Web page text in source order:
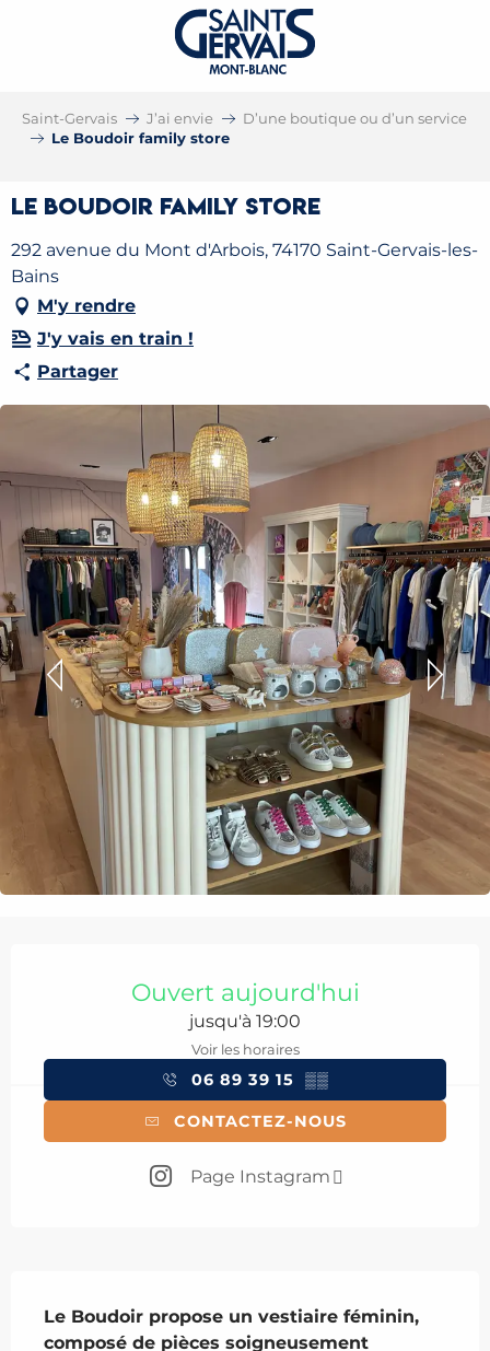
Saint-Gervais J’ai envie
D’une boutique ou d’un service
Le Boudoir family store
Le Boudoir family store
292 avenue du Mont d'Arbois, 74170 Saint-Gervais-les-
Bains
M'y rendre
J'y vais en train !
Partager
Ouvert aujourd'hui
jusqu'à 19:00
Voir les horaires
06 89 39 15 ▒▒
CONTACTEZ-NOUS
Page Instagram
Le Boudoir propose un vestiaire féminin,
composé de pièces soigneusement